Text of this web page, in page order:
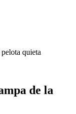
quieta
de la